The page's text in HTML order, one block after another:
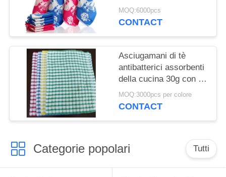
dell'acqua
dell'asciugamano del
MOQ:6000pcs
CONTACT
Asciugamani di tè
antibatterici assorbenti
della cucina 30g con la
superficie di tocco
morbido
MOQ:3000pcs per colore
CONTACT
Categorie popolari Tutti